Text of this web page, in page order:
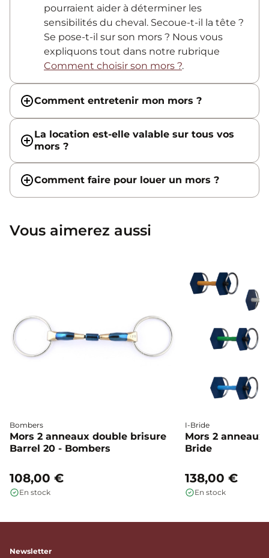
pourraient aider à déterminer les
sensibilités du cheval. Secoue-t-il la tête ?
Se pose-t-il sur son mors ? Nous vous
expliquons tout dans notre rubrique
Comment choisir son mors ?.
Comment entretenir mon mors ?
La location est-elle valable sur tous vos
mors ?
Comment faire pour louer un mors ?
Vous aimerez aussi
Bombers
Mors 2 anneaux double brisure
Barrel 20 - Bombers
108,00 €
En stock
I-Bride
Mors 2
Bride
138,00 €
En stock
Newsletter